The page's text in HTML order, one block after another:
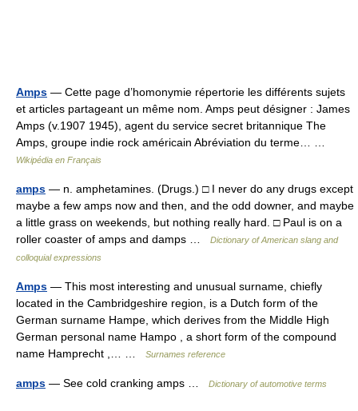
Amps — Cette page d’homonymie répertorie les différents sujets
et articles partageant un même nom. Amps peut désigner : James
Amps (v.1907 1945), agent du service secret britannique The
Amps, groupe indie rock américain Abréviation du terme… …
Wikipédia en Français
amps — n. amphetamines. (Drugs.) □ I never do any drugs except
maybe a few amps now and then, and the odd downer, and maybe
a little grass on weekends, but nothing really hard. □ Paul is on a
roller coaster of amps and damps …
Dictionary of American slang and
colloquial expressions
Amps — This most interesting and unusual surname, chiefly
located in the Cambridgeshire region, is a Dutch form of the
German surname Hampe, which derives from the Middle High
German personal name Hampo , a short form of the compound
name Hamprecht ,… …
Surnames reference
amps — See cold cranking amps … Dictionary of automotive terms